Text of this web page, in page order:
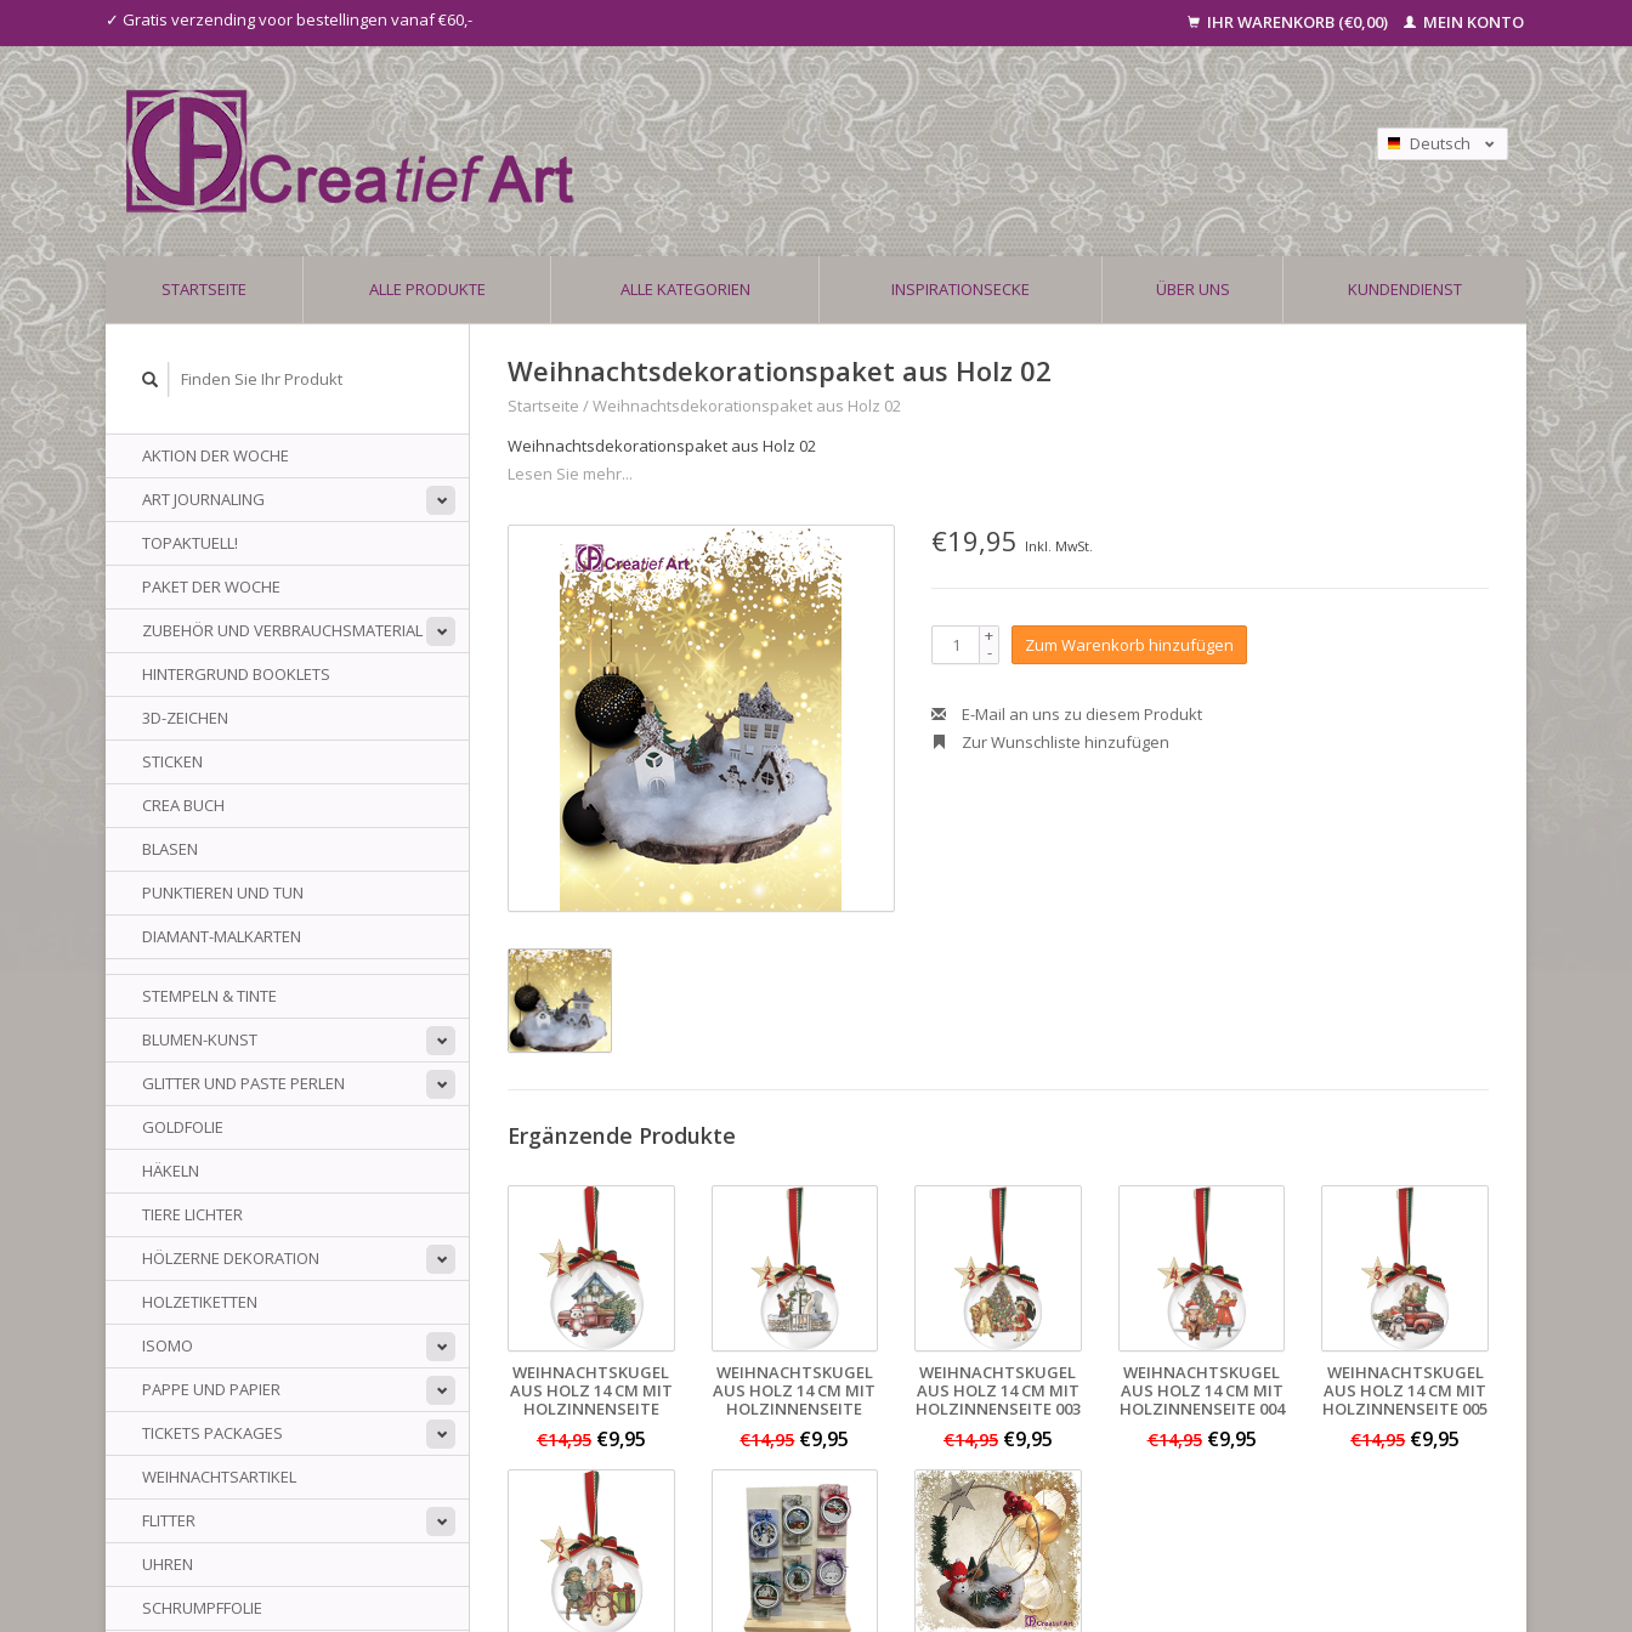
✓ Gratis verzending voor bestellingen vanaf €60,- IHR WARENKORB (€0,00) MEIN KONTO
Deutsch
Nederlands
Français
STARTSEITE ALLE PRODUKTE ALLE KATEGORIEN INSPIRATIONSECKE ÜBER UNS KUNDENDIENST
AKTION DER WOCHE
ART JOURNALING
TOPAKTUELL!
PAKET DER WOCHE
ZUBEHÖR UND VERBRAUCHSMATERIAL
HINTERGRUND BOOKLETS
3D-ZEICHEN
STICKEN
CREA BUCH
BLASEN
PUNKTIEREN UND TUN
DIAMANT-MALKARTEN
STEMPELN & TINTE
BLUMEN-KUNST
GLITTER UND PASTE PERLEN
GOLDFOLIE
HÄKELN
TIERE LICHTER
HÖLZERNE DEKORATION
HOLZETIKETTEN
ISOMO
PAPPE UND PAPIER
TICKETS PACKAGES
WEIHNACHTSARTIKEL
FLITTER
UHREN
SCHRUMPFFOLIE
Weihnachtsdekorationspaket aus Holz 02
Startseite /Weihnachtsdekorationspaket aus Holz 02
Weihnachtsdekorationspaket aus Holz 02
Lesen Sie mehr...
€19,95 Inkl. MwSt.
+
- Zum Warenkorb hinzufügen
E-Mail an uns zu diesem Produkt
Zur Wunschliste hinzufügen
Ergänzende Produkte
WEIHNACHTSKUGEL
AUS HOLZ 14 CM MIT
HOLZINNENSEITE
€14,95€9,95
WEIHNACHTSKUGEL
AUS HOLZ 14 CM MIT
HOLZINNENSEITE
€14,95€9,95
WEIHNACHTSKUGEL
AUS HOLZ 14 CM MIT
HOLZINNENSEITE 003
€14,95€9,95
WEIHNACHTSKUGEL
AUS HOLZ 14 CM MIT
HOLZINNENSEITE 004
€14,95€9,95
WEIHNACHTSKUGEL
AUS HOLZ 14 CM MIT
HOLZINNENSEITE 005
€14,95€9,95